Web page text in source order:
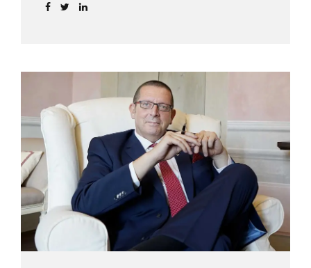
alla sospensione di una propria iscritta, a causa del
76/2021. La psicologa ricorreva in via d’urgenza al
Tribunale di Firenze per chiedere la sospensione di
tale provvedimento, gravemente pregiudizievole per
la propria persona, in quanto impeditivo dello
svolgimento della libera professione. Per il Giudice
fiorentino, Dott.ssa Susanna Zanda, il
provvedimento assunto dal Consiglio lede...